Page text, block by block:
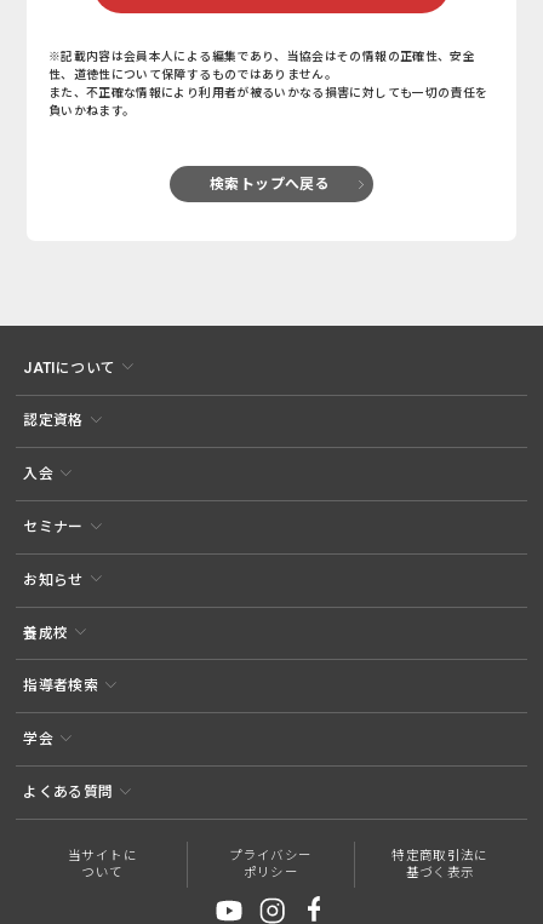
※記載内容は会員本人による編集であり、当協会はその情報の正確性、安全
性、道徳性について保障するものではありません。
また、不正確な情報により利用者が被るいかなる損害に対しても一切の責任を
負いかねます。
検索トップへ戻る
JATIについて
認定資格
入会
セミナー
お知らせ
養成校
指導者検索
学会
よくある質問
当サイトに
ついて
プライバシー
ポリシー
特定商取引法に
基づく表示